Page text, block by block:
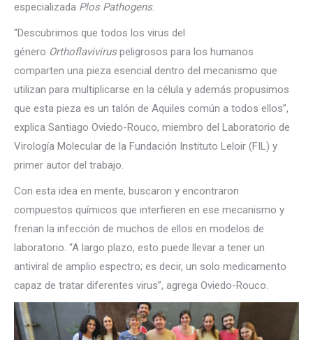
especializada Plos Pathogens.
“Descubrimos que todos los virus del
género Orthoflaviviruspeligrosos para los humanos
comparten una pieza esencial dentro del mecanismo que
utilizan para multiplicarse en la célula y además propusimos
que esta pieza es un talón de Aquiles común a todos ellos”,
explica Santiago Oviedo-Rouco, miembro del Laboratorio de
Virología Molecular de la Fundación Instituto Leloir (FIL) y
primer autor del trabajo.
Con esta idea en mente, buscaron y encontraron
compuestos químicos que interfieren en ese mecanismo y
frenan la infección de muchos de ellos en modelos de
laboratorio. “A largo plazo, esto puede llevar a tener un
antiviral de amplio espectro; es decir, un solo medicamento
capaz de tratar diferentes virus”, agrega Oviedo-Rouco.